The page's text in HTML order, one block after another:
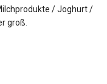
/ Joghurt /
groß